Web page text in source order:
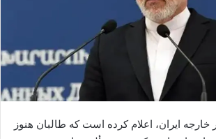
ایران، اعلام کرده است که طالبان هنوز